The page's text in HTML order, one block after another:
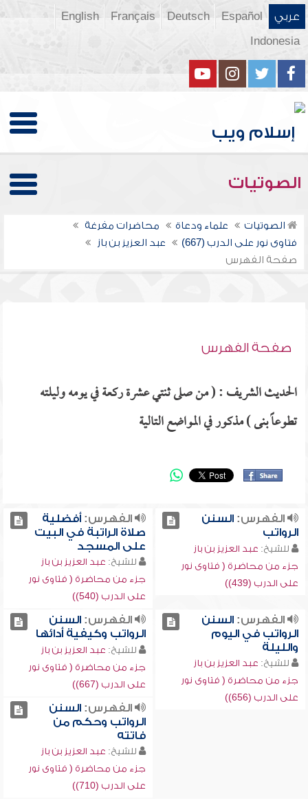
عربي Español
Deutsch
Français
English
Indonesia
الصوتيات
الصوتيات علماء ودعاة
محاضرات مفرغة
فتاوى نور على الدرب (667)
عبد العزيز بن باز
صفحة الفهرس
صفحة الفهرس
الحديث الشريف : ( من صلى ثنتي عشرة ركعة في يومه وليلته
تطوعاً بنى ) مذكور في المواضع التالية
الفهرس:السنن
الرواتب
للشيخ: عبد العزيز بن باز
جزء من محاضرة ( فتاوى نور
على الدرب (439))
الفهرس:أفضلية
صلاة الراتبة في البيت
على المسجد
للشيخ: عبد العزيز بن باز
جزء من محاضرة ( فتاوى نور
على الدرب (540))
الفهرس:السنن
الرواتب في اليوم
والليلة
للشيخ: عبد العزيز بن باز
جزء من محاضرة ( فتاوى نور
على الدرب (656))
الفهرس:السنن
الرواتب وكيفية أدائها
للشيخ: عبد العزيز بن باز
جزء من محاضرة ( فتاوى نور
على الدرب (667))
الفهرس:السنن
الرواتب وحكم من
فاتته
للشيخ: عبد العزيز بن باز
جزء من محاضرة ( فتاوى نور
على الدرب (710))